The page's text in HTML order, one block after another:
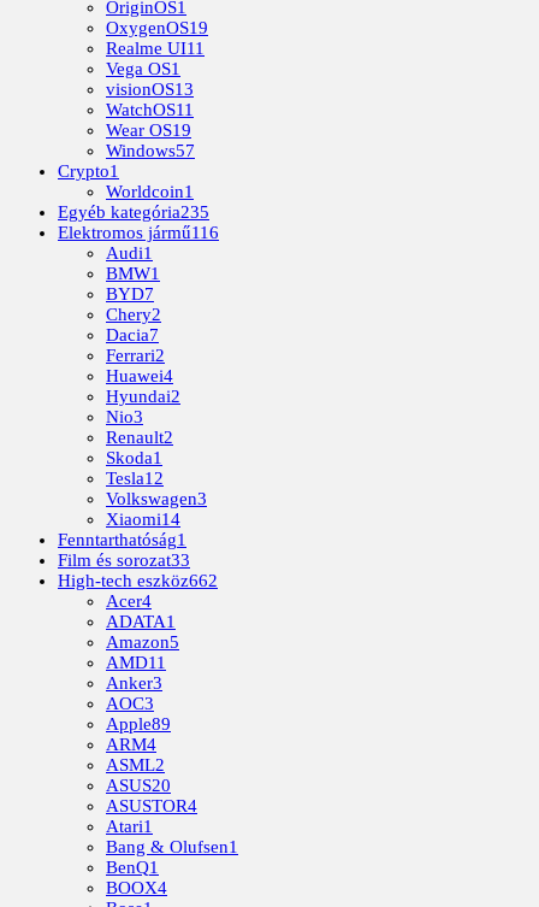
OriginOS1
OxygenOS19
Realme UI11
Vega OS1
visionOS13
WatchOS11
Wear OS19
Windows57
Crypto1
Worldcoin1
Egyéb kategória235
Elektromos jármű116
Audi1
BMW1
BYD7
Chery2
Dacia7
Ferrari2
Huawei4
Hyundai2
Nio3
Renault2
Skoda1
Tesla12
Volkswagen3
Xiaomi14
Fenntarthatóság1
Film és sorozat33
High-tech eszköz662
Acer4
ADATA1
Amazon5
AMD11
Anker3
AOC3
Apple89
ARM4
ASML2
ASUS20
ASUSTOR4
Atari1
Bang & Olufsen1
BenQ1
BOOX4